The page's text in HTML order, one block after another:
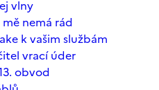
vlny
nemá rád
k vašim službám
vrací úder
obvod